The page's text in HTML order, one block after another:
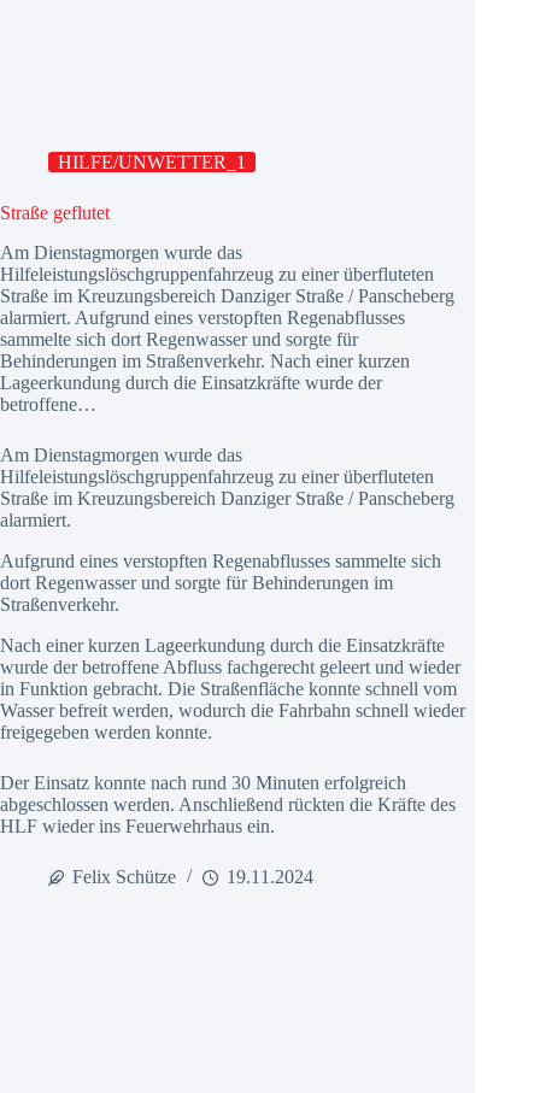
HILFE/UNWETTER_1
Straße geflutet
Am Dienstagmorgen wurde das
Hilfeleistungslöschgruppenfahrzeug zu einer überfluteten
Straße im Kreuzungsbereich Danziger Straße / Panscheberg
alarmiert. Aufgrund eines verstopften Regenabflusses
sammelte sich dort Regenwasser und sorgte für
Behinderungen im Straßenverkehr. Nach einer kurzen
Lageerkundung durch die Einsatzkräfte wurde der
betroffene…
Am Dienstagmorgen wurde das
Hilfeleistungslöschgruppenfahrzeug zu einer überfluteten
Straße im Kreuzungsbereich Danziger Straße / Panscheberg
alarmiert.
Aufgrund eines verstopften Regenabflusses sammelte sich
dort Regenwasser und sorgte für Behinderungen im
Straßenverkehr.
Nach einer kurzen Lageerkundung durch die Einsatzkräfte
wurde der betroffene Abfluss fachgerecht geleert und wieder
in Funktion gebracht. Die Straßenfläche konnte schnell vom
Wasser befreit werden, wodurch die Fahrbahn schnell wieder
freigegeben werden konnte.
Der Einsatz konnte nach rund 30 Minuten erfolgreich
abgeschlossen werden. Anschließend rückten die Kräfte des
HLF wieder ins Feuerwehrhaus ein.
Felix Schütze 19.11.2024